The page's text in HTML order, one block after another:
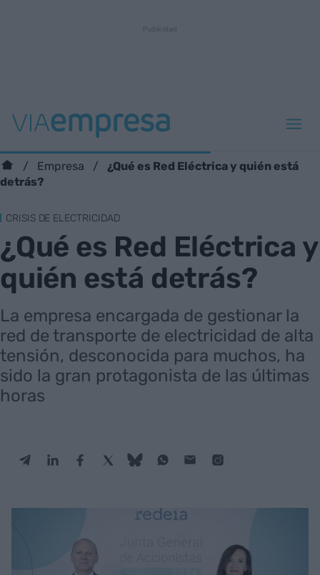
Empresa
¿Qué es Red Eléctrica y quién está
detrás?
CRISIS DE ELECTRICIDAD
¿Qué es Red Eléctrica y
quién está detrás?
La empresa encargada de gestionar la
red de transporte de electricidad de alta
tensión, desconocida para muchos, ha
sido la gran protagonista de las últimas
horas